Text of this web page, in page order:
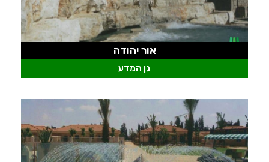
גן המדע
אור יהודה